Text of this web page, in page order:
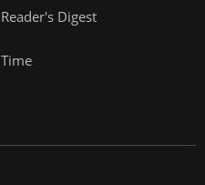
Reader's Digest
Time